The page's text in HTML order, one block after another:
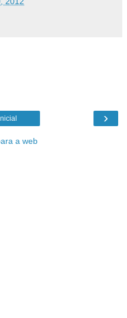
›
a web